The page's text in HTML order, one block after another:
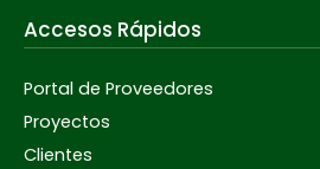
Accesos Rápidos
Portal de Proveedores
Proyectos
Clientes